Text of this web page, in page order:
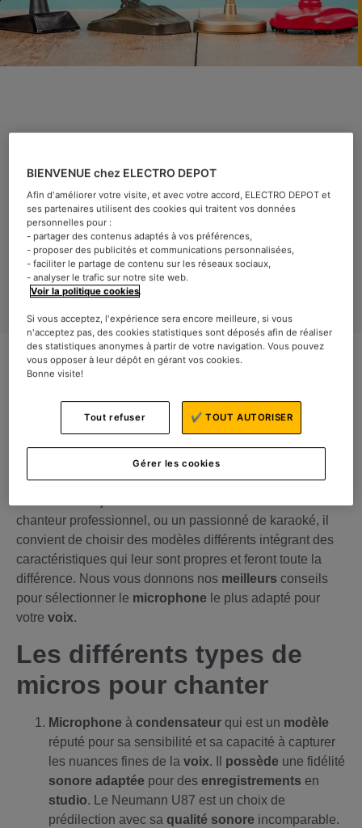
Quel modèle de micro choisir
pour chanter ? Notre guide
Catégorie : Bien choisir
Vous faites duchantet souhaitez choisir unmodèle
impérative, et le choix du micro audio
déterminant pour retranscrire aumondevotrevoix. Un
chanteur professionnel, ou un passionné de karaoké, il
convient de choisir des modèles différents intégrant des
caractéristiques qui leur sont propres et feront toute la
différence. Nous vous donnons nos meilleurs conseils
pour sélectionner le microphone le plus adapté pour
votre voix.
Les différents types de
micros pour chanter
Microphone à condensateur qui est un modèle
réputé pour sa sensibilité et sa capacité à capturer
les nuances fines de la voix. Il possède une fidélité
sonore adaptée pour des enregistrements en
studio. Le Neumann U87 est un choix de
prédilection avec sa qualité sonore incomparable.
BIENVENUE chez ELECTRO DEPOT
Afin d'améliorer votre visite, et avec votre accord, ELECTRO DEPOT et
ses partenaires utilisent des cookies qui traitent vos données
personnelles pour :
- partager des contenus adaptés à vos préférences,
- proposer des publicités et communications personnalisées,
- faciliter le partage de contenu sur les réseaux sociaux,
- analyser le trafic sur notre site web.
Voir la politique cookies.
Si vous acceptez, l'expérience sera encore meilleure, si vous
n'acceptez pas, des cookies statistiques sont déposés afin de réaliser
des statistiques anonymes à partir de votre navigation. Vous pouvez
vous opposer à leur dépôt en gérant vos cookies.
Bonne visite!
Gérer les cookies
Tout refuser ✔ TOUT AUTORISER